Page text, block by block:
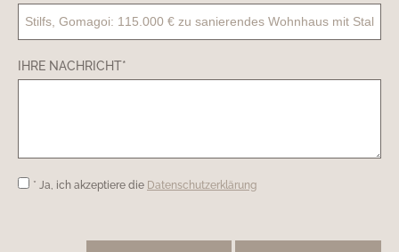
IHRE NACHRICHT*
* Ja, ich akzeptiere die Datenschutzerklärung